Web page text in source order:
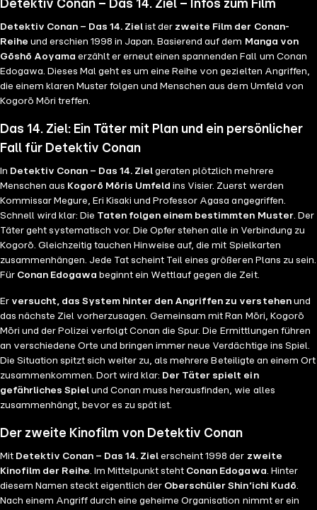
Detektiv Conan – Das 14. Ziel – Infos zum Film
Detektiv Conan – Das 14. Ziel ist der zweite Film der Conan-
Reihe und erschien 1998 in Japan. Basierend auf dem Manga von
Gōshō Aoyama erzählt er erneut einen spannenden Fall um Conan
Edogawa. Dieses Mal geht es um eine Reihe von gezielten Angriffen,
die einem klaren Muster folgen und Menschen aus dem Umfeld von
Kogorō Mōri treffen.
Das 14. Ziel: Ein Täter mit Plan und ein persönlicher
Fall für Detektiv Conan
In Detektiv Conan – Das 14. Ziel geraten plötzlich mehrere
Menschen aus Kogorō Mōris Umfeld ins Visier. Zuerst werden
Kommissar Megure, Eri Kisaki und Professor Agasa angegriffen.
Schnell wird klar: Die Taten folgen einem bestimmten Muster. Der
Täter geht systematisch vor. Die Opfer stehen alle in Verbindung zu
Kogorō. Gleichzeitig tauchen Hinweise auf, die mit Spielkarten
zusammenhängen. Jede Tat scheint Teil eines größeren Plans zu sein.
Für Conan Edogawa beginnt ein Wettlauf gegen die Zeit.
Er versucht, das System hinter den Angriffen zu verstehenund
das nächste Ziel vorherzusagen. Gemeinsam mit Ran Mōri, Kogorō
Mōri und der Polizei verfolgt Conan die Spur. Die Ermittlungen führen
an verschiedene Orte und bringen immer neue Verdächtige ins Spiel.
Die Situation spitzt sich weiter zu, als mehrere Beteiligte an einem Ort
zusammenkommen. Dort wird klar: Der Täter spielt ein
gefährliches Spiel und Conan muss herausfinden, wie alles
zusammenhängt, bevor es zu spät ist.
Der zweite Kinofilm von Detektiv Conan
Mit Detektiv Conan – Das 14. Ziel erscheint 1998 der zweite
Kinofilm der Reihe. Im Mittelpunkt steht Conan Edogawa. Hinter
diesem Namen steckt eigentlich der Oberschüler Shin’ichi Kudō.
Nach einem Angriff durch eine geheime Organisation nimmt er ein